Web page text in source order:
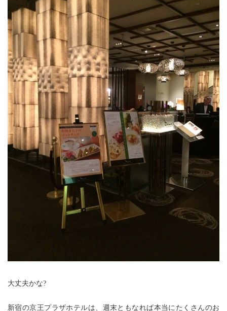
大丈夫かな?
新宿の京王プラザホテルは、週末ともなれば本当にたくさんのお